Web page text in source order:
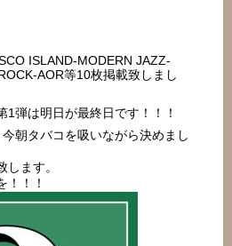
ISLAND-MODERN JAZZ-
AOR等10枚掲載致しまし
1弾は明日が最終日です！！！
朝タバコを吸いながら決めまし
ます。
！！！